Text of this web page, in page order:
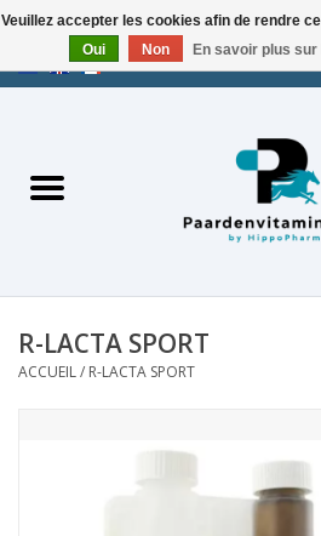
EUR/USD
R-LACTA SPORT
ACCUEIL/ R-LACTA SPORT
Veuillez accepter les cookies afin de rendre
Oui
Non En savoir plus